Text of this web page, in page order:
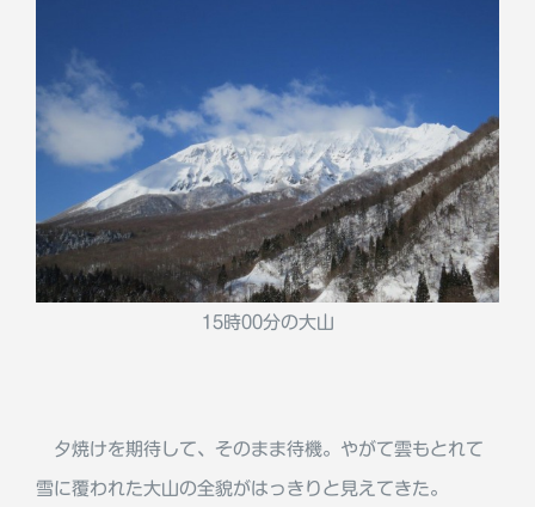
15時00分の大山
夕焼けを期待して、そのまま待機。やがて雲もとれて
雪に覆われた大山の全貌がはっきりと見えてきた。